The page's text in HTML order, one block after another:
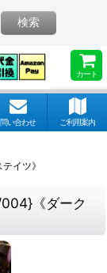
カート
検索
問い合わせ ご利用案内
イツ》
《ダーク